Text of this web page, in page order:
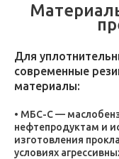
Для
современные
материалы:
МБС-С —
нефтепродуктам и
изготовления
условиях